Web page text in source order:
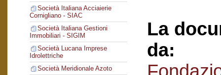
Società Italiana Acciaierie
Cornigliano - SIAC
Società Italiana Gestioni
Immobiliari - SIGIM
Società Lucana Imprese
Idrolettriche
Società Meridionale Azoto
La
da: